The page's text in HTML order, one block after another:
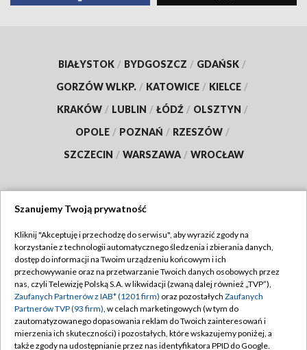
BIAŁYSTOK / BYDGOSZCZ / GDAŃSK /
GORZÓW WLKP. / KATOWICE / KIELCE /
KRAKÓW / LUBLIN / ŁÓDŹ / OLSZTYN /
OPOLE / POZNAŃ / RZESZÓW /
SZCZECIN / WARSZAWA / WROCŁAW
TVP
Abonament TVP
Emisja w TVP
Centrum informacji TVP
Naziemna Telewizja Cyfrowa
Regulamin TVP
Polityka prywatności
Moje zgody
Pomoc
Szanujemy Twoją prywatność
Kliknij "Akceptuję i przechodzę do serwisu", aby wyrazić zgody na
korzystanie z technologii automatycznego śledzenia i zbierania danych,
dostęp do informacji na Twoim urządzeniu końcowym i ich
przechowywanie oraz na przetwarzanie Twoich danych osobowych przez
nas, czyli Telewizję Polską S.A. w likwidacji (zwaną dalej również „TVP”),
Zaufanych Partnerów z IAB* (1201 firm) oraz pozostałych Zaufanych
Partnerów TVP (93 firm), w celach marketingowych (w tym do
zautomatyzowanego dopasowania reklam do Twoich zainteresowań i
mierzenia ich skuteczności) i pozostałych, które wskazujemy poniżej, a
także zgody na udostępnianie przez nas identyfikatora PPID do Google.